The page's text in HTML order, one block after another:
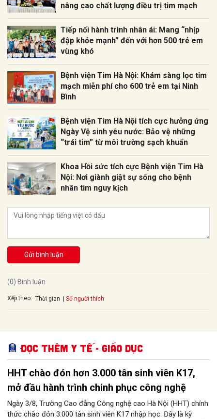
nâng cao chất lượng điều trị tim mạch
Tiếp nối hành trình nhân ái: Mang “nhịp
đập khỏe mạnh” đến với hơn 500 trẻ em
vùng khó
Bệnh viện Tim Hà Nội: Khám sàng lọc tim
mạch miễn phí cho 600 trẻ em tại Ninh
Bình
Bệnh viện Tim Hà Nội tích cực hưởng ứng
Ngày Vệ sinh yêu nước: Bảo vệ những
“trái tim” từ môi trường sạch khuẩn
Khoa Hồi sức tích cực Bệnh viện Tim Hà
Nội: Nơi giành giật sự sống cho bệnh
nhân tim nguy kịch
Gửi bình luận
(0) Bình luận
Xếp theo: Thời gian Số người thích
Đọc thêm Y tế - Giáo dục
HHT chào đón hơn 3.000 tân sinh viên K17,
mở đầu hành trình chinh phục công nghệ
Ngày 3/8, Trường Cao đẳng Công nghệ cao Hà Nội (HHT) chính
thức chào đón 3.000 tân sinh viên K17 nhập học. Đây là kỳ